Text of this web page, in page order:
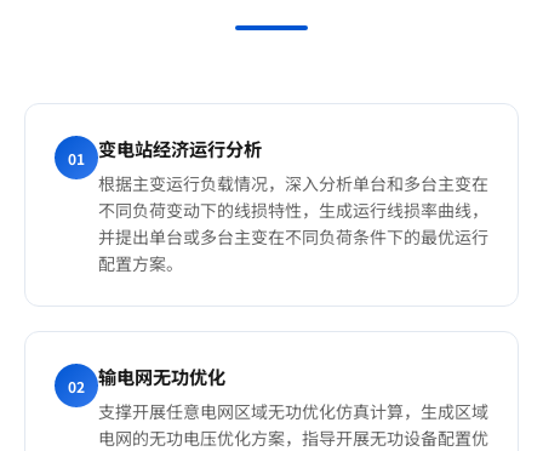
01 变电站经济运行分析
根据主变运行负载情况，深入分析单台和多台主变在
不同负荷变动下的线损特性，生成运行线损率曲线，
并提出单台或多台主变在不同负荷条件下的最优运行
配置方案。
02 输电网无功优化
支撑开展任意电网区域无功优化仿真计算，生成区域
电网的无功电压优化方案，指导开展无功设备配置优